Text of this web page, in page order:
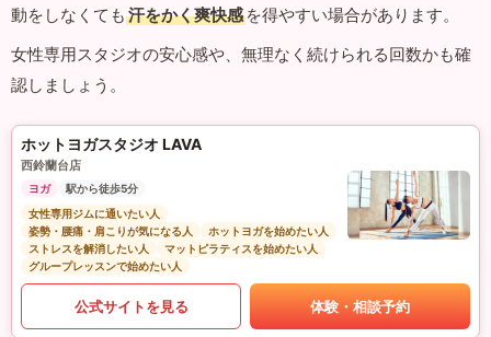
動をしなくても 汗をかく爽快感 を得やすい場合があります。
女性専用スタジオの安心感や、無理なく続けられる回数かも確
認しましょう。
ホットヨガスタジオ LAVA
西鈴蘭台店
ヨガ
駅から徒歩5分
女性専用ジムに通いたい人
姿勢・腰痛・肩こりが気になる人
ホットヨガを始めたい人
ストレスを解消したい人
マットピラティスを始めたい人
グループレッスンで始めたい人
公式サイトを見る 体験・相談予約